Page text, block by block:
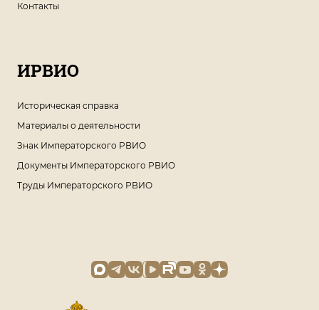
Контакты
ИРВИО
Историческая справка
Материалы о деятельности
Знак Императорского РВИО
Документы Императорского РВИО
Труды Императорского РВИО